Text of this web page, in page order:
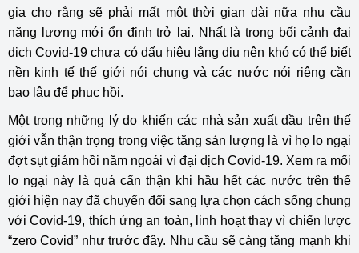
gia cho rằng sẽ phải mất một thời gian dài nữa nhu cầu
năng lượng mới ổn định trở lại. Nhất là trong bối cảnh đại
dịch Covid-19 chưa có dấu hiệu lắng dịu nên khó có thể biết
nền kinh tế thế giới nói chung và các nước nói riêng cần
bao lâu để phục hồi.
Một trong những lý do khiến các nhà sản xuất dầu trên thế
giới vẫn thận trọng trong việc tăng sản lượng là vì họ lo ngại
đợt sụt giảm hồi năm ngoái vì đại dịch Covid-19. Xem ra mối
lo ngại này là quá cẩn thận khi hầu hết các nước trên thế
giới hiện nay đã chuyển đổi sang lựa chọn cách sống chung
với Covid-19, thích ứng an toàn, linh hoạt thay vì chiến lược
“zero Covid” như trước đây. Nhu cầu sẽ càng tăng mạnh khi